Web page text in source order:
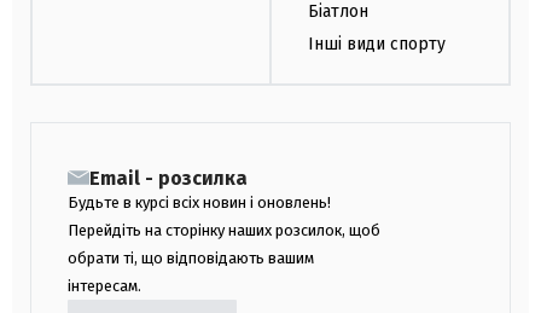
Біатлон
Інші види спорту
Email - розсилка
Будьте в курсі всіх новин і оновлень!
Перейдіть на сторінку наших розсилок, щоб
обрати ті, що відповідають вашим
інтересам.